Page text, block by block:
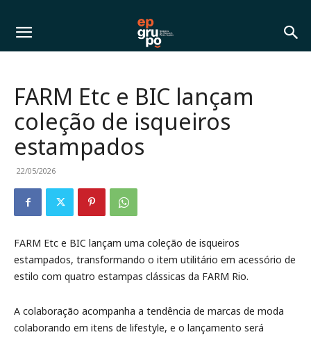
FARM Etc e BIC lançam
coleção de isqueiros
estampados
22/05/2026
FARM Etc e BIC lançam uma coleção de isqueiros
estampados, transformando o item utilitário em acessório de
estilo com quatro estampas clássicas da FARM Rio.
A colaboração acompanha a tendência de marcas de moda
colaborando em itens de lifestyle, e o lançamento será